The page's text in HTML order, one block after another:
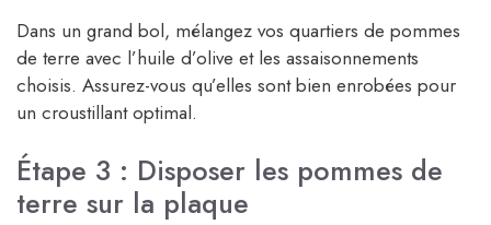
Dans un grand bol, mélangez vos quartiers de pommes
de terre avec l’huile d’olive et les assaisonnements
choisis. Assurez-vous qu’elles sont bien enrobées pour
un croustillant optimal.
Étape 3 : Disposer les pommes de
terre sur la plaque